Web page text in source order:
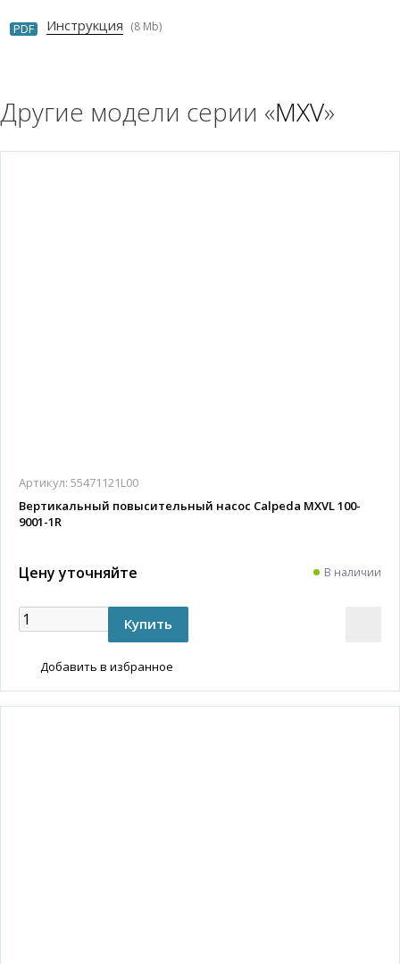
PDF Инструкция (8 Mb)
Другие модели серии «MXV»
Артикул: 55471121L00
Вертикальный повысительный насос Calpeda MXVL 100-
9001-1R
Цену уточняйте В наличии
Добавить в избранное